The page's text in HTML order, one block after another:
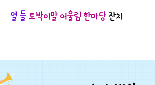
열 돌 토박이말 어울림 한마당잔치